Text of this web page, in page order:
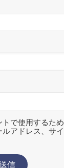
トで使用するた
アドレス、サイ